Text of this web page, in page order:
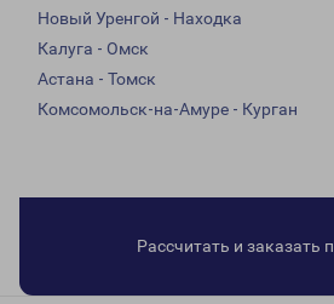
Новый Уренгой - Находка
Калуга - Омск
Астана - Томск
Комсомольск-на-Амуре - Курган
Рассчитать и заказать